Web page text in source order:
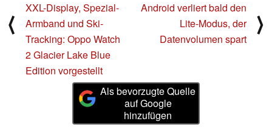
⟨
XXL-Display, Spezial-
Armband und Ski-
Tracking: Oppo Watch
2 Glacier Lake Blue
Edition vorgestellt
Android verliert bald den
Lite-Modus, der
Datenvolumen spart
⟩
Als bevorzugte Quelle
auf Google
hinzufügen